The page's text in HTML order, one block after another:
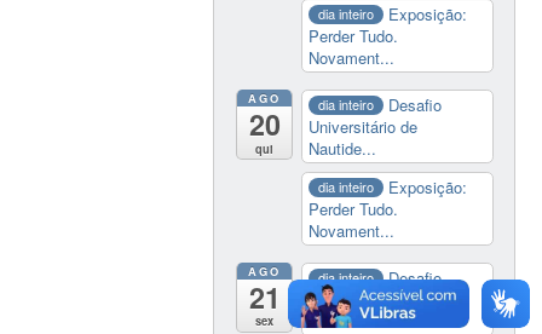
dia inteiro
Exposição:
Perder Tudo.
Novament...
AGO
20
qui
dia inteiro
Desafio
Universitário de
Nautide...
dia inteiro
Exposição:
Perder Tudo.
Novament...
AGO
21
sex
dia inteiro
Desafio
Universitário de
Nautide...